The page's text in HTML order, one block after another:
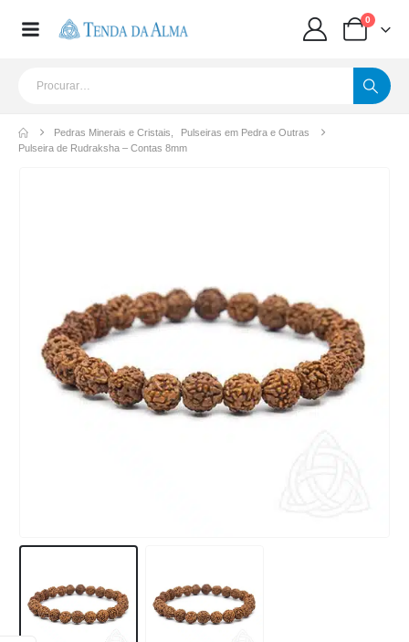
0
Pedras Minerais e Cristais
Pulseiras em Pedra e Outras
Pulseira de Rudraksha – Contas 8mm